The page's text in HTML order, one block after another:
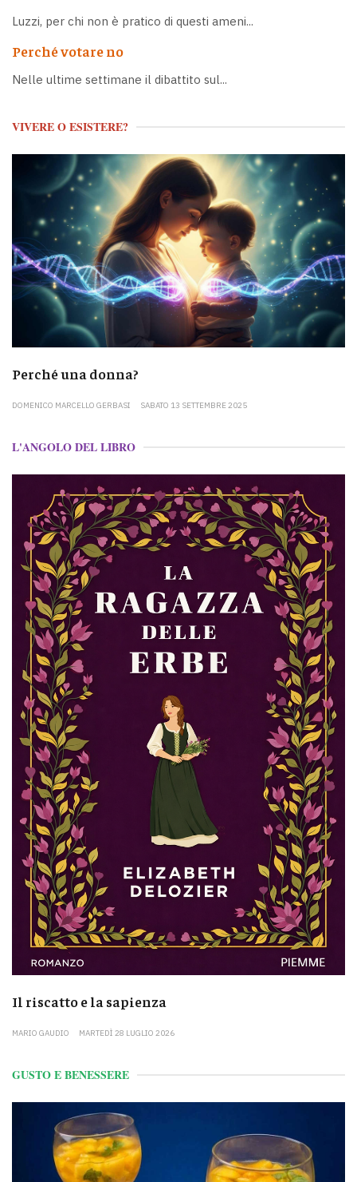
Luzzi, per chi non è pratico di questi ameni...
Perché votare no
Nelle ultime settimane il dibattito sul...
VIVERE O ESISTERE?
Perché una donna?
DOMENICO MARCELLO GERBASI SABATO 13 SETTEMBRE 2025
L'ANGOLO DEL LIBRO
Il riscatto e la sapienza
MARIO GAUDIO MARTEDÌ 28 LUGLIO 2026
GUSTO E BENESSERE